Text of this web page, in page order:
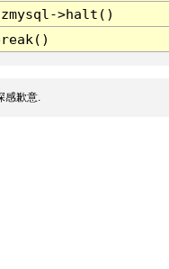
>halt()
感歉意.